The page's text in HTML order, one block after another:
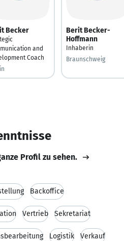
Becker
and
Coach
Berit Becker-
Hoffmann
Inhaberin
Braunschweig
Profil zu sehen.
Backoffice
Vertrieb Sekretariat
Logistik Verkauf